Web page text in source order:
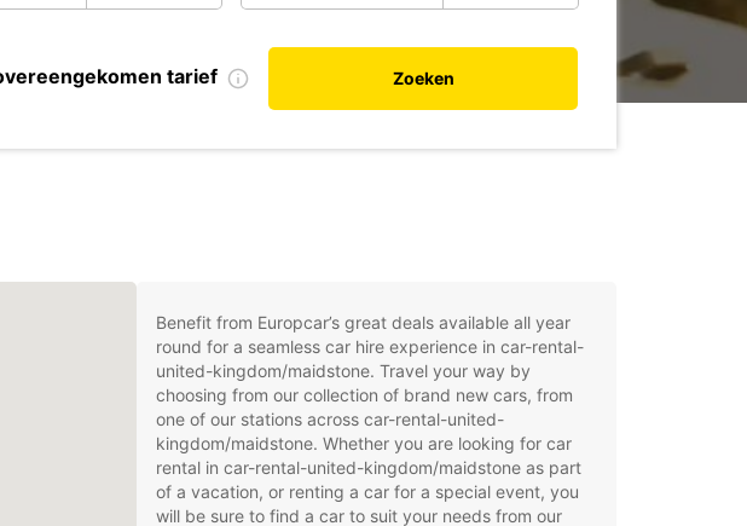
tarief Zoeken
Benefit from Europcar’s great deals available all year
round for a seamless car hire experience in car-rental-
united-kingdom/maidstone. Travel your way by
choosing from our collection of brand new cars, from
one of our stations across car-rental-united-
kingdom/maidstone. Whether you are looking for car
rental in car-rental-united-kingdom/maidstone as part
of a vacation, or renting a car for a special event, you
will be sure to find a car to suit your needs from our